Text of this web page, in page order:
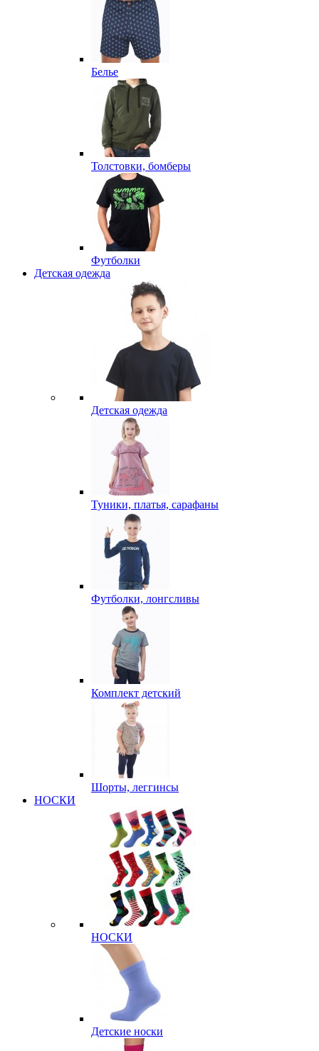
Белье
Толстовки, бомберы
Футболки
Детская одежда
Детская одежда
Туники, платья, сарафаны
Футболки, лонгсливы
Комплект детский
Шорты, леггинсы
НОСКИ
НОСКИ
Детские носки